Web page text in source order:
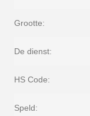
Grootte:
De dienst:
HS Code:
Speld: